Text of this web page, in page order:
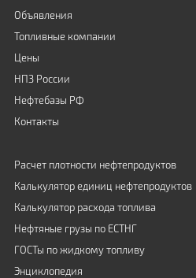
Объявления
Топливные компании
Цены
НПЗ России
Нефтебазы РФ
Контакты
Расчет плотности нефтепродуктов
Калькулятор единиц нефтепродуктов
Калькулятор расхода топлива
Нефтяные грузы по ЕСТНГ
ГОСТы по жидкому топливу
Энциклопедия